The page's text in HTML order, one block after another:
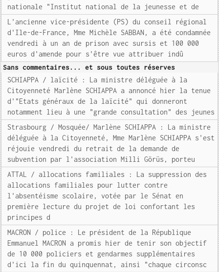
nationale "Institut national de la jeunesse et de
L'ancienne vice-présidente (PS) du conseil régional
d'Ile-de-France, Mme Michèle SABBAN, a été condamnée
vendredi à un an de prison avec sursis et 100 000
euros d'amende pour s'être vue attribuer indû
Sans commentaires... et sous toutes réserves
SCHIAPPA / laïcité : La ministre déléguée à la
Citoyenneté Marlène SCHIAPPA a annoncé hier la tenue
d'"Etats généraux de la laïcité" qui donneront
notamment lieu à une "grande consultation" des jeunes
Strasbourg / Mosquée/ Marlène SCHIAPPA : La ministre
déléguée à la Citoyenneté, Mme Marlène SCHIAPPA s'est
réjouie vendredi du retrait de la demande de
subvention par l'association Milli Görüs, porteu
ATTAL / allocations familiales : La suppression des
allocations familiales pour lutter contre
l'absentéisme scolaire, votée par le Sénat en
première lecture du projet de loi confortant les
principes d
MACRON / police : Le président de la République
Emmanuel MACRON a promis hier de tenir son objectif
de 10 000 policiers et gendarmes supplémentaires
d'ici la fin du quinquennat, ainsi "chaque circonsc